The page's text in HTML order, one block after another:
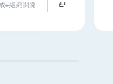
#組織開発